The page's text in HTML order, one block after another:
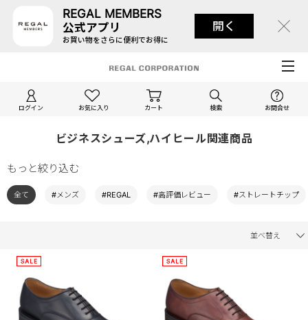
REGAL MEMBERS
公式アプリ
お買い物をさらに便利でお得に
開く
ログイン お気に入り カート 検索 お問合せ
ビジネスシューズ,ハイヒール関連商品
もっと絞り込む
全て #メンズ #REGAL #高評価レビュー #ストレートチップ
並べ替え